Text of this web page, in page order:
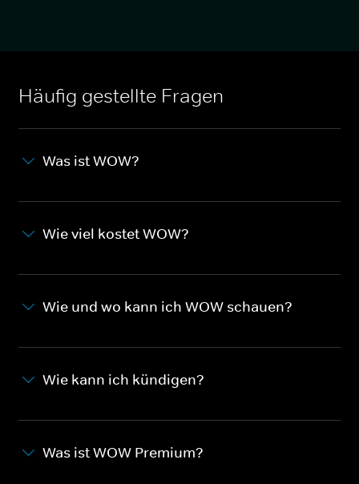
Häufig gestellte Fragen
Was ist WOW?
Wie viel kostet WOW?
Wie und wo kann ich WOW schauen?
Wie kann ich kündigen?
Was ist WOW Premium?